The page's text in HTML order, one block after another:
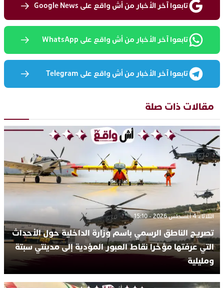
تابعوا آخر الأخبار من أش واقع على Google News
تابعوا آخر الأخبار من أش واقع على WhatsApp
تابعوا آخر الأخبار من أش واقع على Telegram
مقالات ذات صلة
الثلاثاء 4 أغسطس 2026 - 15:10
تصريح الناطق الرسمي باسم وزارة الداخلية حول الأحداث
التي عرفتها مؤخرا نقاط العبور المؤدية إلى مدينتي سبتة
ومليلية